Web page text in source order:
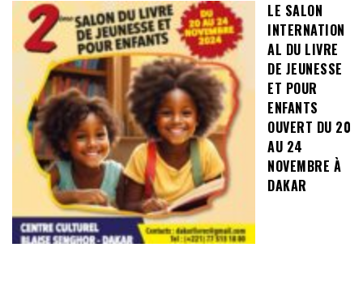
LE SALON
INTERNATION
AL DU LIVRE
DE JEUNESSE
ET POUR
ENFANTS
OUVERT DU 20
AU 24
NOVEMBRE À
DAKAR